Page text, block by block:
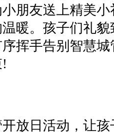
朋友送上精美
暖。孩子们礼
挥手告别智慧
日活动，让孩